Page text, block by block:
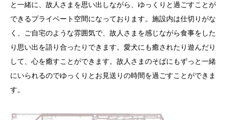
と一緒に、故人さまを思い出しながら、ゆっくりと過ごすことが
できるプライベート空間になっております。施設内は仕切りがな
く、ご自宅のような雰囲気で、故人さまを感じながら食事をした
り思い出を語り合ったりできます。愛犬にも癒されたり遊んだり
して、心を癒すことができます。故人さまのそばにもずっと一緒
にいられるのでゆっくりとお見送りの時間を過ごすことができま
す。